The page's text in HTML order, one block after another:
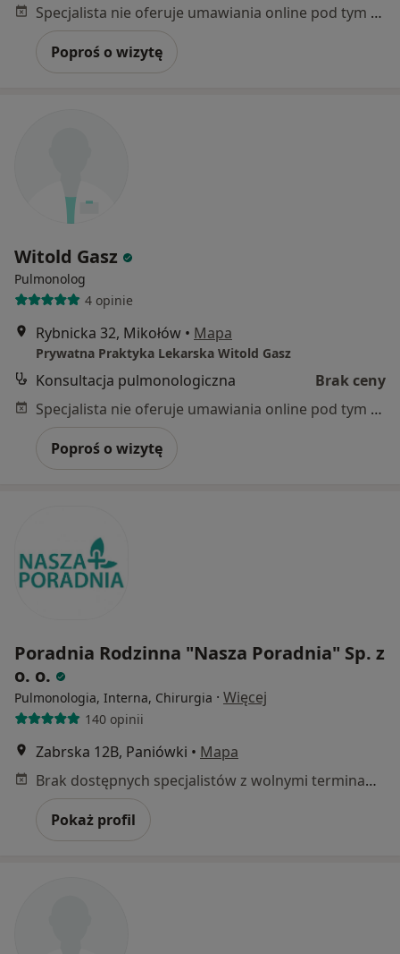
Specjalista nie oferuje umawiania online pod tym adresem.
Poproś o wizytę
Witold Gasz
Pulmonolog
4 opinie
Rybnicka 32, Mikołów • Mapa
Prywatna Praktyka Lekarska Witold Gasz
Konsultacja pulmonologiczna
Brak ceny
Specjalista nie oferuje umawiania online pod tym adresem.
Poproś o wizytę
Poradnia Rodzinna "Nasza Poradnia" Sp. z
o. o.
Pulmonologia, Interna, Chirurgia · Więcej
140 opinii
Zabrska 12B, Paniówki • Mapa
Brak dostępnych specjalistów z wolnymi terminami w tym centrum medycznym.
Pokaż profil